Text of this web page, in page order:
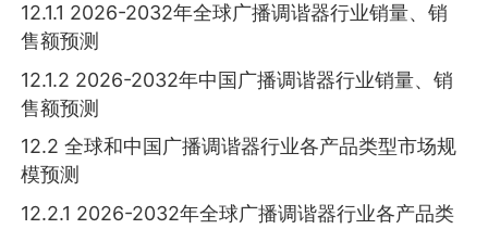
12.1.1 2026-2032年全球广播调谐器行业销量、销
售额预测
12.1.2 2026-2032年中国广播调谐器行业销量、销
售额预测
12.2 全球和中国广播调谐器行业各产品类型市场规
模预测
12.2.1 2026-2032年全球广播调谐器行业各产品类